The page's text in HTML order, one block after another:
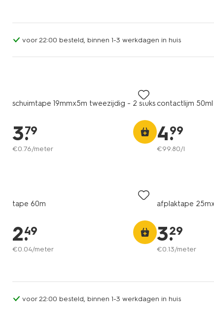
voor 22:00 besteld, binnen 1-3 werkdagen in huis
schuimtape 19mmx5m tweezijdig - 2 stuks
3.
79
€0.76/meter
contactlijm 50ml
4.
99
€99.80/l
tape 60m
2.
49
€0.04/meter
afplaktape
3.
29
€0.13/meter
voor 22:00 besteld, binnen 1-3 werkdagen in huis